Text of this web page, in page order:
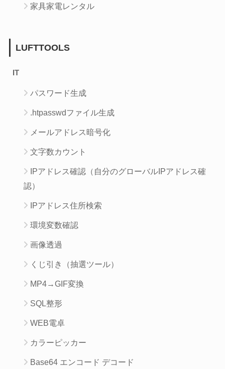
家具家電レンタル
LUFTTOOLS
IT
パスワード生成
.htpasswdファイル生成
メールアドレス暗号化
文字数カウント
IPアドレス確認（自分のグローバルIPアドレス確
認）
IPアドレス住所検索
環境変数確認
画像透過
くじ引き（抽選ツール）
MP4→GIF変換
SQL整形
WEB電卓
カラーピッカー
Base64 エンコード デコード